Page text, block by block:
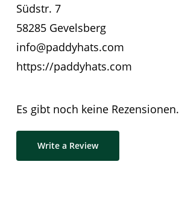
Südstr. 7
58285 Gevelsberg
info@paddyhats.com
https://paddyhats.com
Es gibt noch keine Rezensionen.
Write a Review